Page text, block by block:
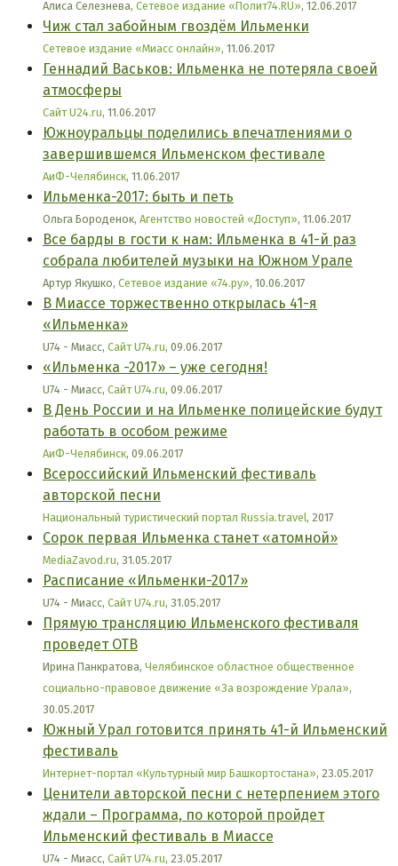
Алиса Селезнева, Сетевое издание «Полит74.RU», 12.06.2017
Чиж стал забойным гвоздём Ильменки
Сетевое издание «Миасс онлайн», 11.06.2017
Геннадий Васьков: Ильменка не потеряла своей
атмосферы
Сайт U24.ru, 11.06.2017
Южноуральцы поделились впечатлениями о
завершившемся Ильменском фестивале
АиФ-Челябинск, 11.06.2017
Ильменка-2017: быть и петь
Ольга Бороденок, Агентство новостей «Доступ», 11.06.2017
Все барды в гости к нам: Ильменка в 41-й раз
собрала любителей музыки на Южном Урале
Артур Якушко, Сетевое издание «74.ру», 10.06.2017
В Миассе торжественно открылась 41-я
«Ильменка»
U74 - Миасс, Сайт U74.ru, 09.06.2017
«Ильменка -2017» – уже сегодня!
U74 - Миасс, Сайт U74.ru, 09.06.2017
В День России и на Ильменке полицейские будут
работать в особом режиме
АиФ-Челябинск, 09.06.2017
Всероссийский Ильменский фестиваль
авторской песни
Национальный туристический портал Russia.travel, 2017
Сорок первая Ильменка станет «атомной»
MediaZavod.ru, 31.05.2017
Расписание «Ильменки-2017»
U74 - Миасс, Сайт U74.ru, 31.05.2017
Прямую трансляцию Ильменского фестиваля
проведет ОТВ
Ирина Панкратова, Челябинское областное общественное
социально-правовое движение «За возрождение Урала»,
30.05.2017
Южный Урал готовится принять 41-й Ильменский
фестиваль
Интернет-портал «Культурный мир Башкортостана», 23.05.2017
Ценители авторской песни с нетерпением этого
ждали – Программа, по которой пройдет
Ильменский фестиваль в Миассе
U74 - Миасс, Сайт U74.ru, 23.05.2017